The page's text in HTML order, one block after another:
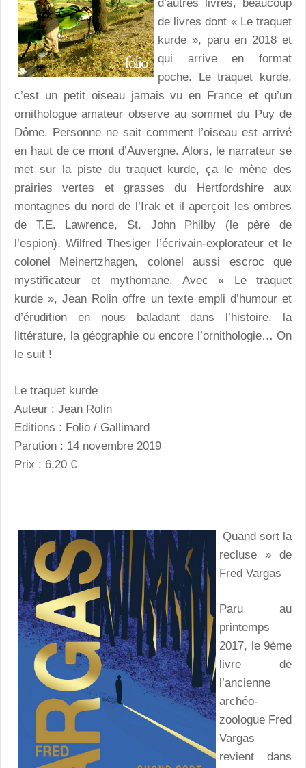
d’autres livres, beaucoup
de livres dont « Le traquet
kurde », paru en 2018 et
qui arrive en format
poche. Le traquet kurde,
c’est un petit oiseau jamais vu en France et qu’un
ornithologue amateur observe au sommet du Puy de
Dôme. Personne ne sait comment l’oiseau est arrivé
en haut de ce mont d’Auvergne. Alors, le narrateur se
met sur la piste du traquet kurde, ça le mène des
prairies vertes et grasses du Hertfordshire aux
montagnes du nord de l’Irak et il aperçoit les ombres
de T.E. Lawrence, St. John Philby (le père de
l’espion), Wilfred Thesiger l’écrivain-explorateur et le
colonel Meinertzhagen, colonel aussi escroc que
mystificateur et mythomane. Avec « Le traquet
kurde », Jean Rolin offre un texte empli d’humour et
d’érudition en nous baladant dans l’histoire, la
littérature, la géographie ou encore l’ornithologie… On
le suit !
Le traquet kurde
Auteur : Jean Rolin
Editions : Folio / Gallimard
Parution : 14 novembre 2019
Prix : 6,20 €
Quand sort la
recluse » de
Fred Vargas
Paru au
printemps
2017, le 9ème
livre de
l’ancienne
archéo-
zoologue Fred
Vargas
revient dans